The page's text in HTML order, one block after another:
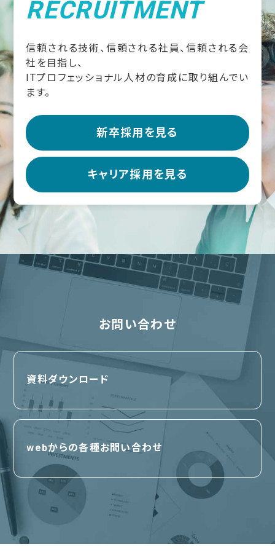
RECRUITMENT
信頼される技術、信頼される社員、信頼される会
社を目指し、
ITプロフェッショナル人材の育成に取り組んでい
ます。
新卒採用を見る
キャリア採用を見る
お問い合わせ
資料ダウンロード
webからの各種お問い合わせ